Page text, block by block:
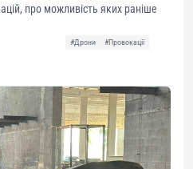
про можливість яких раніше
#Дрони
#Провокації